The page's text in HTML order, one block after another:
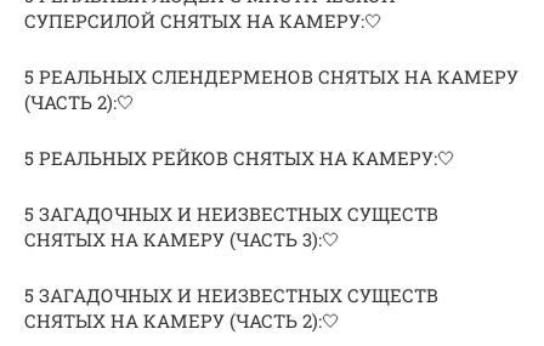
СУПЕРСИЛОЙ СНЯТЫХ НА КАМЕРУ:🤍
5 РЕАЛЬНЫХ СЛЕНДЕРМЕНОВ СНЯТЫХ НА КАМЕРУ
(ЧАСТЬ 2):🤍
5 РЕАЛЬНЫХ РЕЙКОВ СНЯТЫХ НА КАМЕРУ:🤍
5 ЗАГАДОЧНЫХ И НЕИЗВЕСТНЫХ СУЩЕСТВ
СНЯТЫХ НА КАМЕРУ (ЧАСТЬ 3):🤍
5 ЗАГАДОЧНЫХ И НЕИЗВЕСТНЫХ СУЩЕСТВ
СНЯТЫХ НА КАМЕРУ (ЧАСТЬ 2):🤍